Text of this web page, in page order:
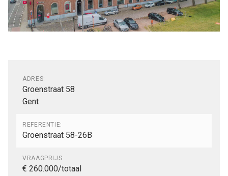
Algemeen
ADRES:
Groenstraat 58
Gent
REFERENTIE:
Groenstraat 58-26B
VRAAGPRIJS:
€ 260.000/totaal